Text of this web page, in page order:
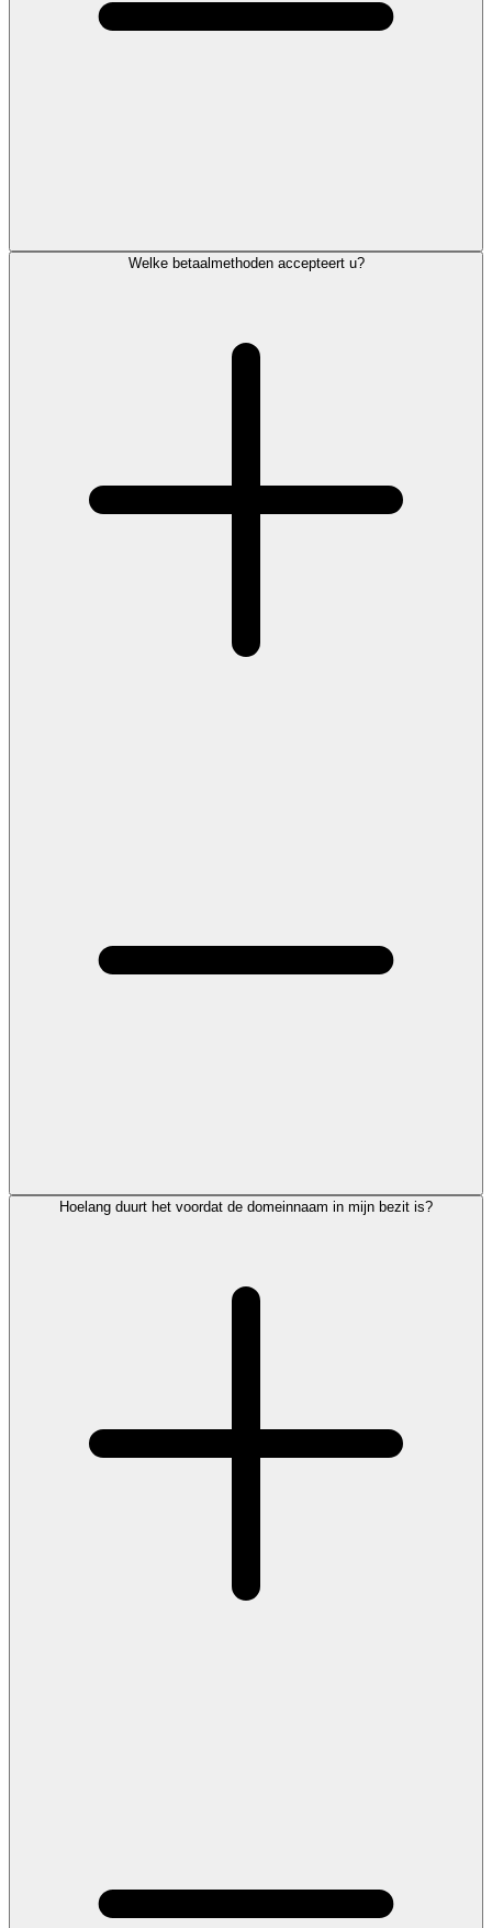
Welke betaalmethoden accepteert u?
Hoelang duurt het voordat de domeinnaam in mijn bezit is?